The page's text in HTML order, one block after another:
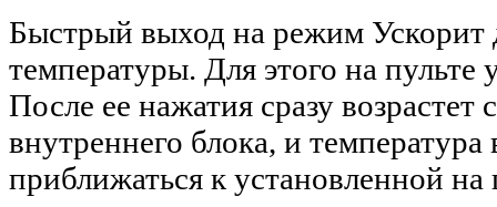
Быстрый выход на режим Ускорит
температуры. Для этого на
После ее нажатия сразу
внутреннего блока, и
приближаться к установленной